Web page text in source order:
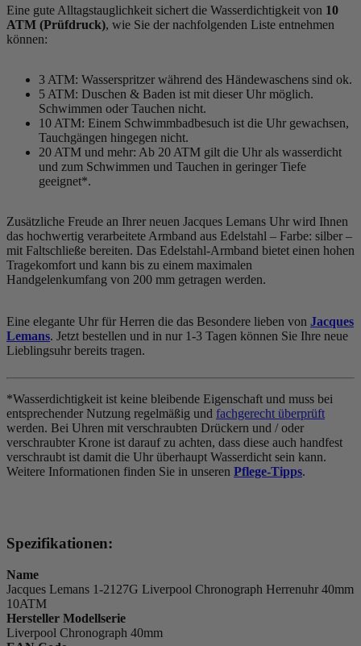
Eine gute Alltagstauglichkeit sichert die Wasserdichtigkeit von 10
ATM (Prüfdruck), wie Sie der nachfolgenden Liste entnehmen
können:
3 ATM: Wasserspritzer während des Händewaschens sind ok.
5 ATM: Duschen & Baden ist mit dieser Uhr möglich.
Schwimmen oder Tauchen nicht.
10 ATM: Einem Schwimmbadbesuch ist die Uhr gewachsen,
Tauchgängen hingegen nicht.
20 ATM und mehr: Ab 20 ATM gilt die Uhr als wasserdicht
und zum Schwimmen und Tauchen in geringer Tiefe
geeignet*.
Zusätzliche Freude an Ihrer neuen Jacques Lemans Uhr wird Ihnen
das hochwertig verarbeitete Armband aus Edelstahl – Farbe: silber –
mit Faltschließe bereiten. Das Edelstahl-Armband bietet einen hohen
Tragekomfort und kann bis zu einem maximalen
Handgelenkumfang von 200 mm getragen werden.
Eine elegante Uhr für Herren die das Besondere lieben von Jacques
Lemans. Jetzt bestellen und in nur 1-3 Tagen können Sie Ihre neue
Lieblingsuhr bereits tragen.
*Wasserdichtigkeit ist keine bleibende Eigenschaft und muss bei
entsprechender Nutzung regelmäßig und fachgerecht überprüft
werden. Bei Uhren mit verschraubten Drückern und / oder
verschraubter Krone ist darauf zu achten, dass diese auch handfest
verschraubt ist damit die Uhr überhaupt Wasserdicht sein kann.
Weitere Informationen finden Sie in unseren Pflege-Tipps.
Spezifikationen:
Name
Jacques Lemans 1-2127G Liverpool Chronograph Herrenuhr 40mm
10ATM
Hersteller Modellserie
Liverpool Chronograph 40mm